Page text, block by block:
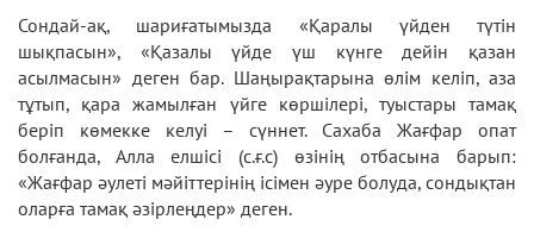
Сондай-ақ, шариғатымызда «Қаралы үйден түтін
шықпасын», «Қазалы үйде үш күнге дейін қазан
асылмасын» деген бар. Шаңырақтарына өлім келіп, аза
тұтып, қара жамылған үйге көршілері, туыстары тамақ
беріп көмекке келуі – сүннет. Сахаба Жағфар опат
болғанда, Алла елшісі (с.ғ.с) өзінің отбасына барып:
«Жағфар әулеті мәйіттерінің ісімен әуре болуда, сондықтан
оларға тамақ әзірлеңдер» деген.